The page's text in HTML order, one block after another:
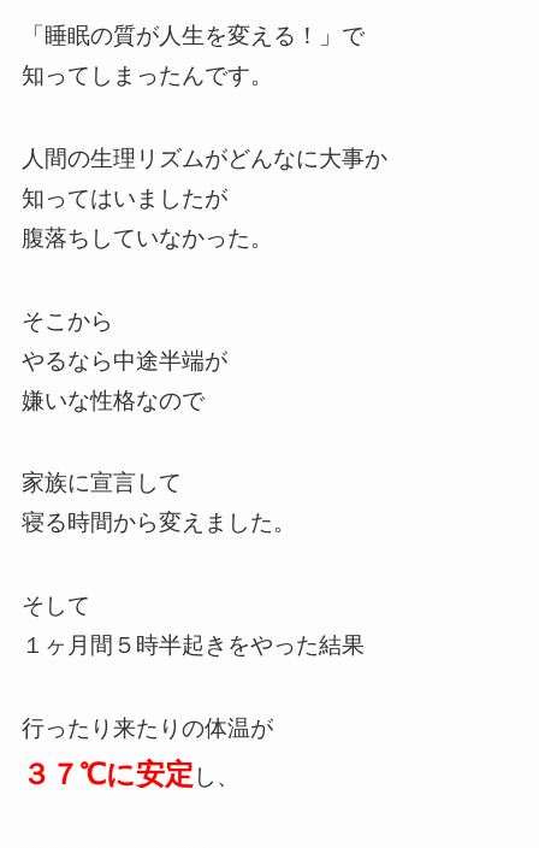
「睡眠の質が人生を変える！」で
知ってしまったんです。
人間の生理リズムがどんなに大事か
知ってはいましたが
腹落ちしていなかった。
そこから
やるなら中途半端が
嫌いな性格なので
家族に宣言して
寝る時間から変えました。
そして
１ヶ月間５時半起きをやった結果
行ったり来たりの体温が
３７℃に安定 し、